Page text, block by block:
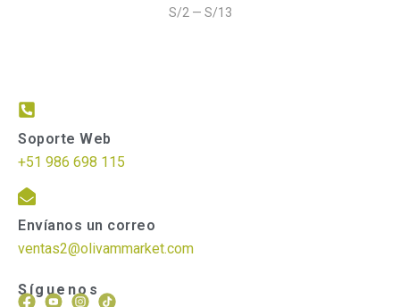
S/2 — S/13
Soporte Web
+51 986 698 115
Envíanos un correo
ventas2@olivammarket.com
Síguenos